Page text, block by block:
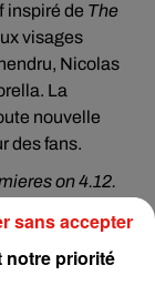
inspiré de The
visages
Nicolas
La
nouvelle
des fans.
on 4.12.
notre priorité
sans accepter